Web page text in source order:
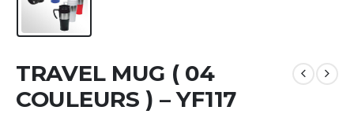
TRAVEL MUG ( 04
COULEURS ) – YF117